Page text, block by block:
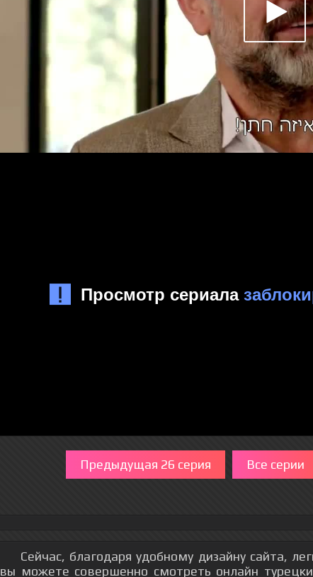
Предыдущая 26 серия Все серии
Сейчас, благодаря удобному дизайну сайта,
вы можете совершенно смотреть онлайн